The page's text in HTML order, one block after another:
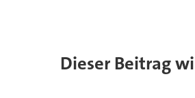
Dieser Beitrag